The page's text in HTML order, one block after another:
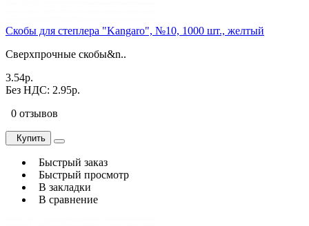
Скобы для степлера "Kangaro", №10, 1000 шт., желтый
Сверхпрочные скобы&n..
3.54р.
Без НДС: 2.95р.
0 отзывов
Купить
Быстрый заказ
Быстрый просмотр
В закладки
В сравнение